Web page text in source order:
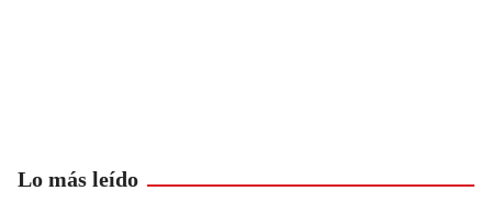
Lo más leído